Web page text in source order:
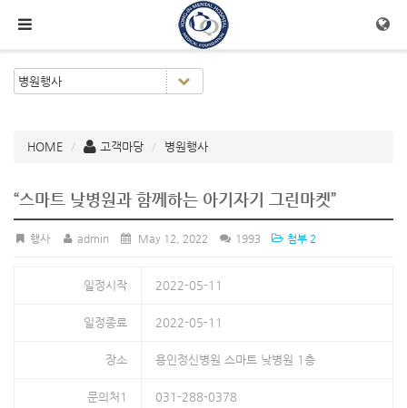
HOME 고객마당 병원행사
“스마트 낮병원과 함께하는 아기자기 그린마켓”
행사 admin May 12, 2022 1993 첨부 2
일정시작 2022-05-11
일정종료 2022-05-11
장소 용인정신병원 스마트 낮병원 1층
문의처1 031-288-0378